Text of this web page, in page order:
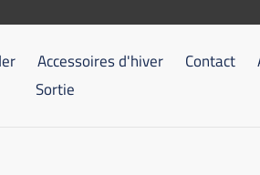
Accessoires d'hiver Contact
Sortie